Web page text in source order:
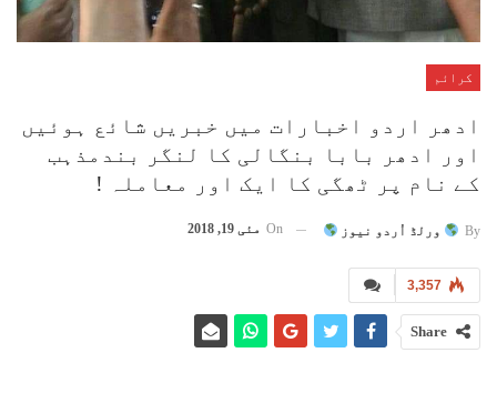
کرائم
ادھر اردو اخبارات میں خبریں شائع ہوئیں
اور ادھر بابا بنگالی کا لنگر بندمذہب
کے نام پر ٹھگی کا ایک اور معاملہ !
By ورلڈ اُردو نیوز On مئی 19, 2018
3,357
Share